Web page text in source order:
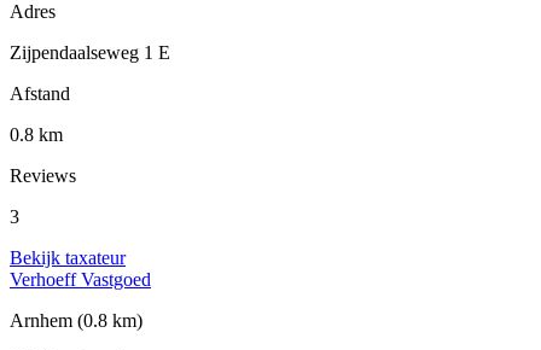
Adres
Zijpendaalseweg 1 E
Afstand
0.8 km
Reviews
3
Bekijk taxateur
Verhoeff Vastgoed
Arnhem (0.8 km)